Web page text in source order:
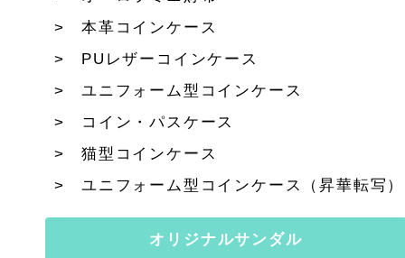
本革コインケース
PUレザーコインケース
ユニフォーム型コインケース
コイン・パスケース
猫型コインケース
ユニフォーム型コインケース（昇華転写）
オリジナルサンダル